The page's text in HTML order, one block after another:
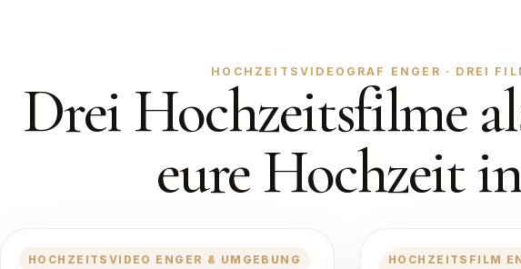
HOCHZEITSVIDEOGRAF ENGER · DREI
Drei Hochzeitsfilme
eure Hochzeit
HOCHZEITSVIDEO ENGER & UMGEBUNG
HOCHZEITSFILM